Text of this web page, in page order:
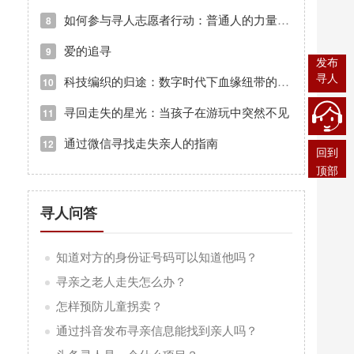
8 如何参与寻人志愿者行动：普通人的力量汇聚成希望的海洋
9 爱的追寻
10 科技编织的归途：数字时代下血缘纽带的守护之光
11 寻回走失的星光：当孩子在游玩中突然不见
12 通过微信寻找走失亲人的指南
寻人问答
知道对方的身份证号码可以知道他吗？
寻亲之老人走失怎么办？
怎样预防儿童拐卖？
通过抖音发布寻亲信息能找到亲人吗？
发布
寻人
回到
顶部